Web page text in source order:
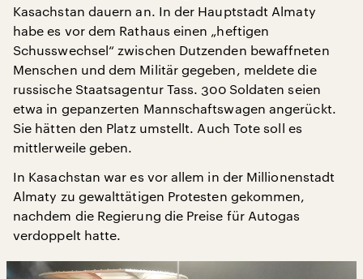
Kasachstan dauern an. In der Hauptstadt Almaty
habe es vor dem Rathaus einen „heftigen
Schusswechsel“ zwischen Dutzenden bewaffneten
Menschen und dem Militär gegeben, meldete die
russische Staatsagentur Tass. 300 Soldaten seien
etwa in gepanzerten Mannschaftswagen angerückt.
Sie hätten den Platz umstellt. Auch Tote soll es
mittlerweile geben.
In Kasachstan war es vor allem in der Millionenstadt
Almaty zu gewalttätigen Protesten gekommen,
nachdem die Regierung die Preise für Autogas
verdoppelt hatte.